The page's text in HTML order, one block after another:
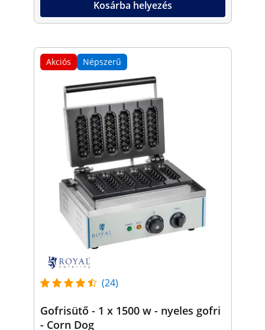
Kosárba helyezés
Akciós Népszerű
(24)
Gofrisütő - 1 x 1500 w - nyeles gofri
- Corn Dog